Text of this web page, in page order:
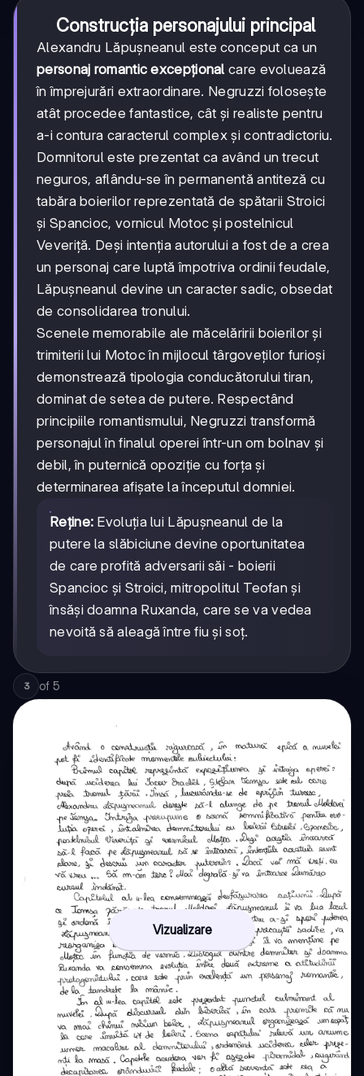
Construcția personajului principal
Alexandru Lăpușneanul este conceput ca un
personaj romantic excepțional care evoluează
în împrejurări extraordinare. Negruzzi folosește
atât procedee fantastice, cât și realiste pentru
a-i contura caracterul complex și contradictoriu.
Domnitorul este prezentat ca având un trecut
neguros, aflându-se în permanentă antiteză cu
tabăra boierilor reprezentată de spătarii Stroici
și Spancioc, vornicul Motoc și postelnicul
Veveriță. Deși intenția autorului a fost de a crea
un personaj care luptă împotriva ordinii feudale,
Lăpușneanul devine un caracter sadic, obsedat
de consolidarea tronului.
Scenele memorabile ale măcelăririi boierilor și
trimiterii lui Motoc în mijlocul târgoveților furioși
demonstrează tipologia conducătorului tiran,
dominat de setea de putere. Respectând
principiile romantismului, Negruzzi transformă
personajul în finalul operei într-un om bolnav și
debil, în puternică opoziție cu forța și
determinarea afișate la începutul domniei.
Reține: Evoluția lui Lăpușneanul de la
putere la slăbiciune devine oportunitatea
de care profită adversarii săi - boierii
Spancioc și Stroici, mitropolitul Teofan și
însăși doamna Ruxanda, care se va vedea
nevoită să aleagă între fiu și soț.
3 of 5
Vizualizare